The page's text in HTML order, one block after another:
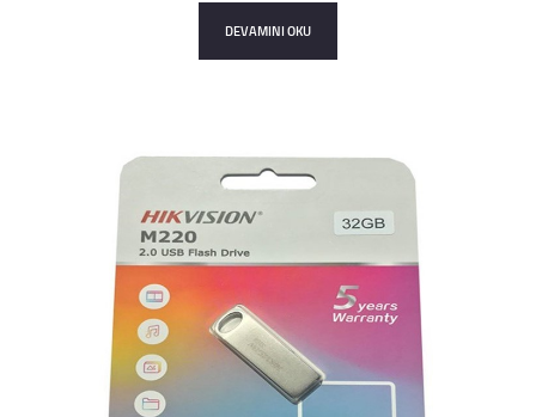
DEVAMINI OKU